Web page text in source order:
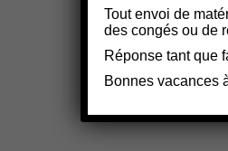
Tout envoi de
des congés ou de
Réponse tant que
Bonnes vacances